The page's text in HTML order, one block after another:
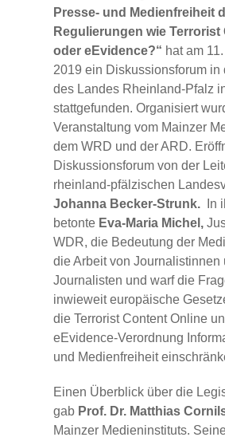
Presse- und Medienfreiheit
Regulierungen wie Terrorist
oder eEvidence?“ hat am
2019 ein Diskussionsforum in
des Landes Rheinland-Pfalz
stattgefunden. Organisiert
Veranstaltung vom Mainzer
dem WRD und der ARD.
Diskussionsforum von der
rheinland-pfälzischen
Johanna Becker-Strunk.
In
betonte Eva-Maria Michel,
WDR, die Bedeutung der
die Arbeit von Journalistinnen
Journalisten und warf die
inwieweit europäische
die Terrorist Content Online
eEvidence-Verordnung
und Medienfreiheit
Einen Überblick über die
gab Prof. Dr. Matthias
Mainzer Medieninstituts.